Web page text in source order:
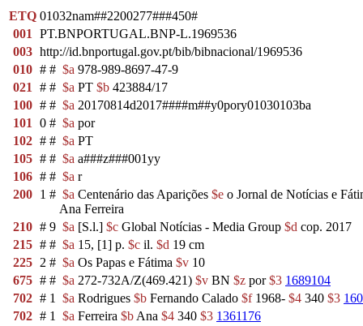
ETQ 01032nam##2200277###450#
001
PT.BNPORTUGAL.BNP-L.1969536
003 http://id.bnportugal.gov.pt/bib/bibnacional/1969536
010 # # $a 978-989-8697-47-9
021
# # $a PT $b 423884/17
100 # # $a 20170814d2017####m##y0pory01030103ba
101
0 # $a por
102 # # $a PT
105 # # $a a###z###001yy
106 # # $a r
200 1 # $a Centenário das Aparições $e o Jornal de Notícias e
Ana Ferreira
210 # 9 $a [S.l.] $c Global Notícias - Media Group $d cop. 2017
215 # # $a 15, [1] p. $c il. $d 19 cm
225 2 # $a Os Papas e Fátima $v 10
675 # # $a 272-732A/Z(469.421) $v BN $z por$3 1689104
702 # 1 $a Rodrigues $b Fernando Calado $f1968- $4 340 $3
702 # 1 $a Ferreira $b Ana $4 340 $3 1361176